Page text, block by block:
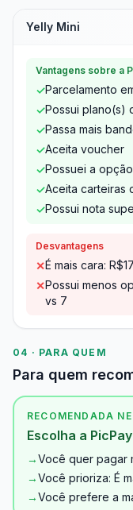
Yelly Mini
Vantagens sobre a
✓Parcelamento
✓Possui plano(s)
✓Passa mais
✓Aceita voucher
✓Possuei a
✓Aceita carteiras
✓Possui nota
Desvantagens
✕É mais cara:
✕Possui menos
vs 7
04 · PARA QUEM
Para quem
RECOMENDADA
Escolha a
→Você quer pagar
→Você prioriza: É
→Você prefere a